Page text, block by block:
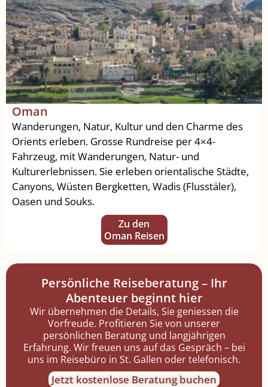
Oman
Wanderungen, Natur, Kultur und den Charme des
Orients erleben. Grosse Rundreise per 4×4-
Fahrzeug, mit Wanderungen, Natur- und
Kulturerlebnissen. Sie erleben orientalische Städte,
Canyons, Wüsten Bergketten, Wadis (Flusstäler),
Oasen und Souks.
Zu den
Oman Reisen
Persönliche Reiseberatung – Ihr
Abenteuer beginnt hier
Wir übernehmen die Details, Sie geniessen die
Vorfreude. Profitieren Sie von unserer
persönlichen Beratung und langjährigen
Erfahrung. Wir freuen uns auf das Gespräch – bei
uns im Reisebüro in St. Gallen oder telefonisch.
Jetzt kostenlose Beratung buchen